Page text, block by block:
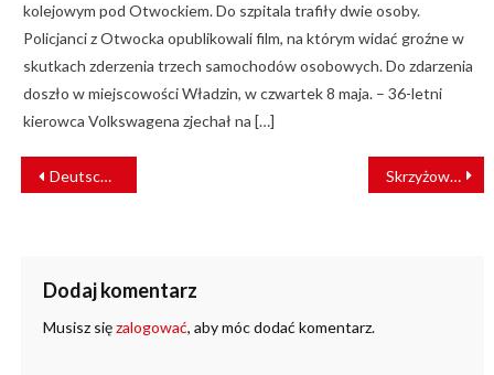
kolejowym pod Otwockiem. Do szpitala trafiły dwie osoby.
Policjanci z Otwocka opublikowali film, na którym widać groźne w
skutkach zderzenia trzech samochodów osobowych. Do zdarzenia
doszło w miejscowości Władzin, w czwartek 8 maja. – 36-letni
kierowca Volkswagena zjechał na […]
NAWIGACJA
WPISU
Deutsche Bahn rozpoczyna elektryfikację kolei Skrzyżowanie torowe wymienione przed terminem
Dodaj komentarz
Musisz sięzalogować, aby móc dodać komentarz.